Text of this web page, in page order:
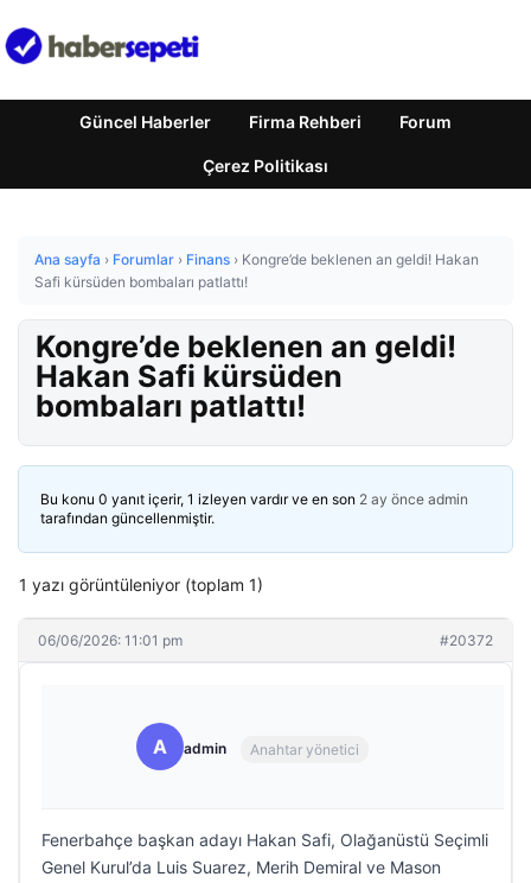
Güncel Haberler Firma Rehberi Forum
Çerez Politikası
Ana sayfa › Forumlar › Finans › Kongre’de beklenen an geldi! Hakan
Safi kürsüden bombaları patlattı!
Kongre’de beklenen an geldi!
Hakan Safi kürsüden
bombaları patlattı!
Bu konu 0 yanıt içerir, 1 izleyen vardır ve en son 2 ay önce admin
tarafından güncellenmiştir.
1 yazı görüntüleniyor (toplam 1)
06/06/2026: 11:01 pm #20372
A admin Anahtar yönetici
Fenerbahçe başkan adayı Hakan Safi, Olağanüstü Seçimli
Genel Kurul’da Luis Suarez, Merih Demiral ve Mason